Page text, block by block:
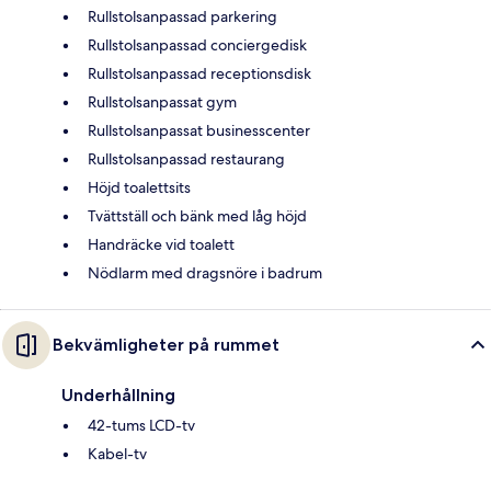
Rullstolsanpassad parkering
Rullstolsanpassad conciergedisk
Rullstolsanpassad receptionsdisk
Rullstolsanpassat gym
Rullstolsanpassat businesscenter
Rullstolsanpassad restaurang
Höjd toalettsits
Tvättställ och bänk med låg höjd
Handräcke vid toalett
Nödlarm med dragsnöre i badrum
Bekvämligheter på rummet
Underhållning
42-tums LCD-tv
Kabel-tv